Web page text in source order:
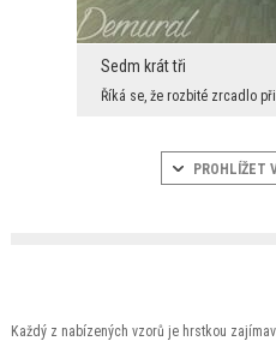
Sedm krát tři
PROHLÍŽET
Každý z nabízených vzorů je hrstkou